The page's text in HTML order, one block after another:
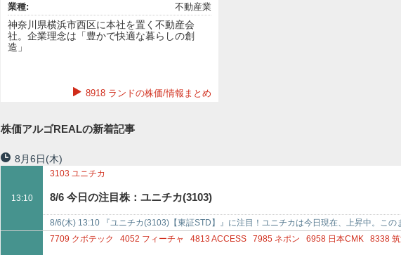
業種:
不動産業
神奈川県横浜市西区に本社を置く不動産会
社。企業理念は「豊かで快適な暮らしの創
造」
8918 ランドの株価/情報まとめ
株価アルゴREALの新着記事
8月6日(木)
13:10
3103 ユニチカ
8/6 今日の注目株：ユニチカ(3103)
8/6(木) 13:10 『ユニチカ(3103)【東証STD】』に注目！ユニチカは今日現在、上昇中。この
7/30(木)か…
7709 クボテック 4052 フィーチャ 4813 ACCESS 7985 ネポン 6958 日本CMK 8338